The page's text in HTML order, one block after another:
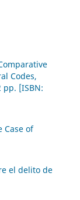
Codes,
pp. [ISBN:
Case of
el delito de